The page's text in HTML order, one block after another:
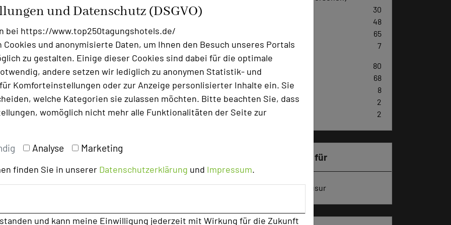
und Datenschutz (DSGVO)
bei https://www.top250tagungshotels.de/
und anonymisierte Daten, um Ihnen den Besuch unseres Portals
zu gestalten. Einige dieser Cookies sind dabei für die optimale
andere setzen wir lediglich zu anonymen Statistik- und
Komforteinstellungen oder zur Anzeige personlisierter Inhalte ein. Sie
welche Kategorien sie zulassen möchten. Bitte beachten Sie, dass
womöglich nicht mehr alle Funktionalitäten der Seite zur
Analyse Marketing
finden Sie in unserer Datenschutzerklärung und Impressum.
und kann meine Einwilligung jederzeit mit Wirkung für die Zukunft
inspirierte Gerichte ein
wobei die Zubereitung frisch und
von asiatisch bis südamerikanisch
bieten sich den Tagungsteilnehmern
der zum Spazieren oder zum Joggen
fußläufig für einen kurzen Einkauf oder
zwischendurch lieber auf sein Zimmer
farbigfreundlich gestaltete „Komfortzone“
30
48
65
Tagungsräume
7
Zimmer
80
Doppelzimmer
68
Einzelzimmer
8
Juniorsuiten
2
Appartements
2
Besonders geeignet für
Seminar, Konferenz, Klausur